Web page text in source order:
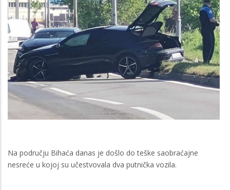
Na području Bihaća danas je došlo do teške saobraćajne
nesreće u kojoj su učestvovala dva putnička vozila.